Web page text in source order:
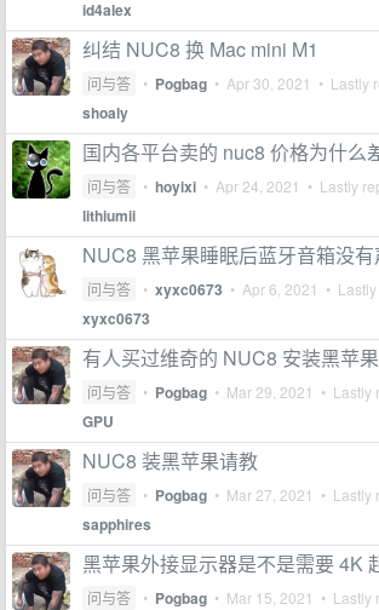
id4alex
纠结 NUC8 换 Mac mini M1
问与答 • Pogbag • Apr 30, 2021 • Lastly
shoaly
国内各平台卖的 nuc8 价格为什么
问与答 • hoyixi • Apr 24, 2021 • Lastly
lithiumii
NUC8 黑苹果睡眠后蓝牙音箱没有
问与答 • xyxc0673 • Apr 6, 2021 •
xyxc0673
有人买过维奇的 NUC8 安装黑苹
问与答 • Pogbag • Mar 29, 2021 • Lastly
GPU
NUC8 装黑苹果请教
问与答 • Pogbag • Mar 27, 2021 • Lastly
sapphires
黑苹果外接显示器是不是需要 4K
问与答 • Pogbag • Mar 15, 2021 • Lastly